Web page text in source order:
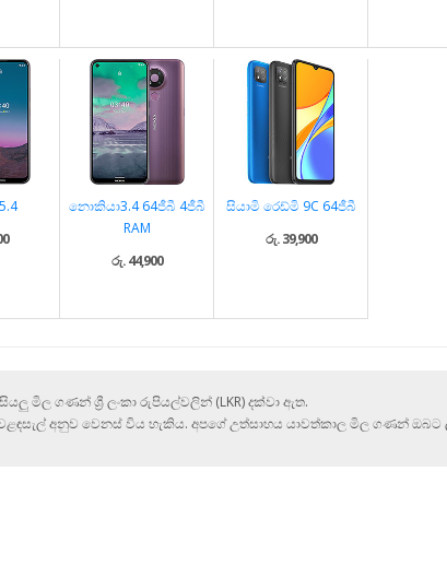
නොකියා3.4 64ජීබී 4ජීබී
RAM
රු. 44,900
සියාමි රෙඩ්මි 9C 64ජීබී
රු. 39,900
මිල ගණන් ශ්‍රී ලංකා රුපියල්වලින් (LKR) දක්වා ඇත.
අනුව වෙනස් විය හැකිය. අපගේ උත්සාහය යාවත්කාල මිල ගණන් ඔබට